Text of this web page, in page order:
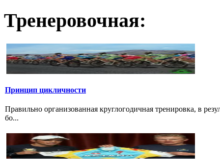
Тренеровочная:
Принцип цикличности
Правильно организованная круглогодичная тренировка, в
бо...